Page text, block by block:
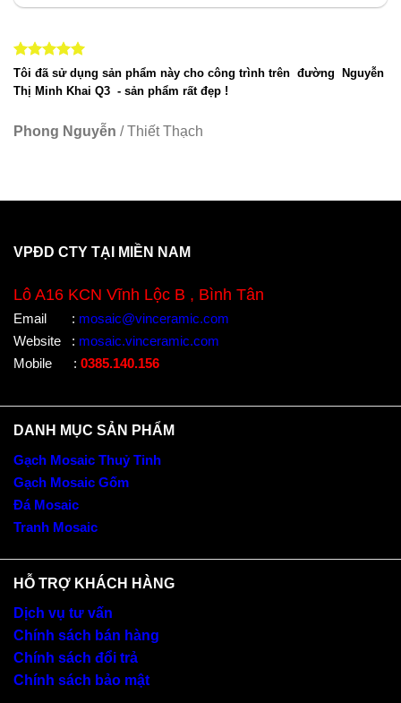
Tôi đã sử dụng sản phẩm này cho công trình trên đường Nguyễn
Thị Minh Khai Q3 - sản phẩm rất đẹp !
Phong Nguyễn /Thiết Thạch
VPĐD CTY TẠI MIỀN NAM
Lô A16 KCN Vĩnh Lộc B , Bình Tân
Email : mosaic@vinceramic.com
Website
: mosaic.vinceramic.com
Mobile
: 0385.140.156
DANH MỤC SẢN PHẨM
Gạch Mosaic Thuỷ Tinh
Gạch Mosaic Gốm
Đá Mosaic
Tranh Mosaic
HỖ TRỢ KHÁCH HÀNG
Dịch vụ tư vấn
Chính sách bán hàng
Chính sách đổi trả
Chính sách bảo mật